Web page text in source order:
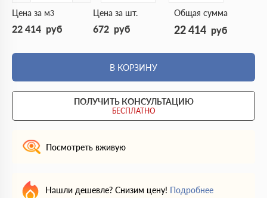
Цена за м3
22 414 руб
Цена за шт.
672 руб
Общая сумма
22 414 руб
В КОРЗИНУ
ПОЛУЧИТЬ КОНСУЛЬТАЦИЮ
БЕСПЛАТНО
Посмотреть вживую
Нашли дешевле? Снизим цену! Подробнее